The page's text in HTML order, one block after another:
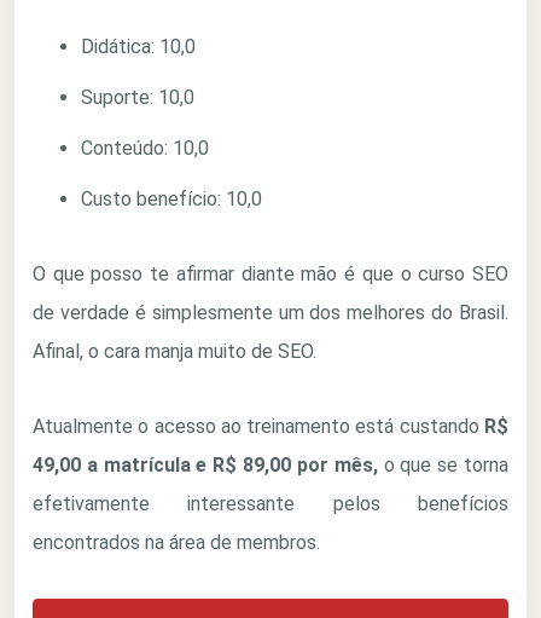
Didática: 10,0
Suporte: 10,0
Conteúdo: 10,0
Custo benefício: 10,0
O que posso te afirmar diante mão é que o curso SEO
de verdade é simplesmente um dos melhores do Brasil.
Afinal, o cara manja muito de SEO.
Atualmente o acesso ao treinamento está custando R$
49,00 a matrícula e R$ 89,00 por mês, o que se torna
efetivamente interessante pelos benefícios
encontrados na área de membros.